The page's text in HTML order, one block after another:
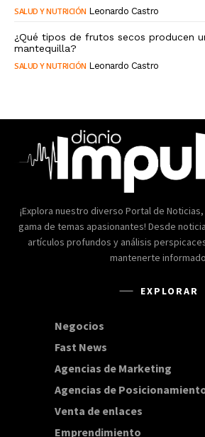
SALUD Y NUTRICIÓN Leonardo Castro
¿Qué tipos de frutos secos producen
mantequilla?
SALUD Y NUTRICIÓN Leonardo Castro
¡Explora nuestro diverso Portal de
gama de temas apasionantes! Desde
artículos profundos y análisis
mantenerte
EXPLORAR
Negocios
Fast News
Agencias de Marketing
Agencias de Posicionamiento
Venta de enlaces
Emprendimiento